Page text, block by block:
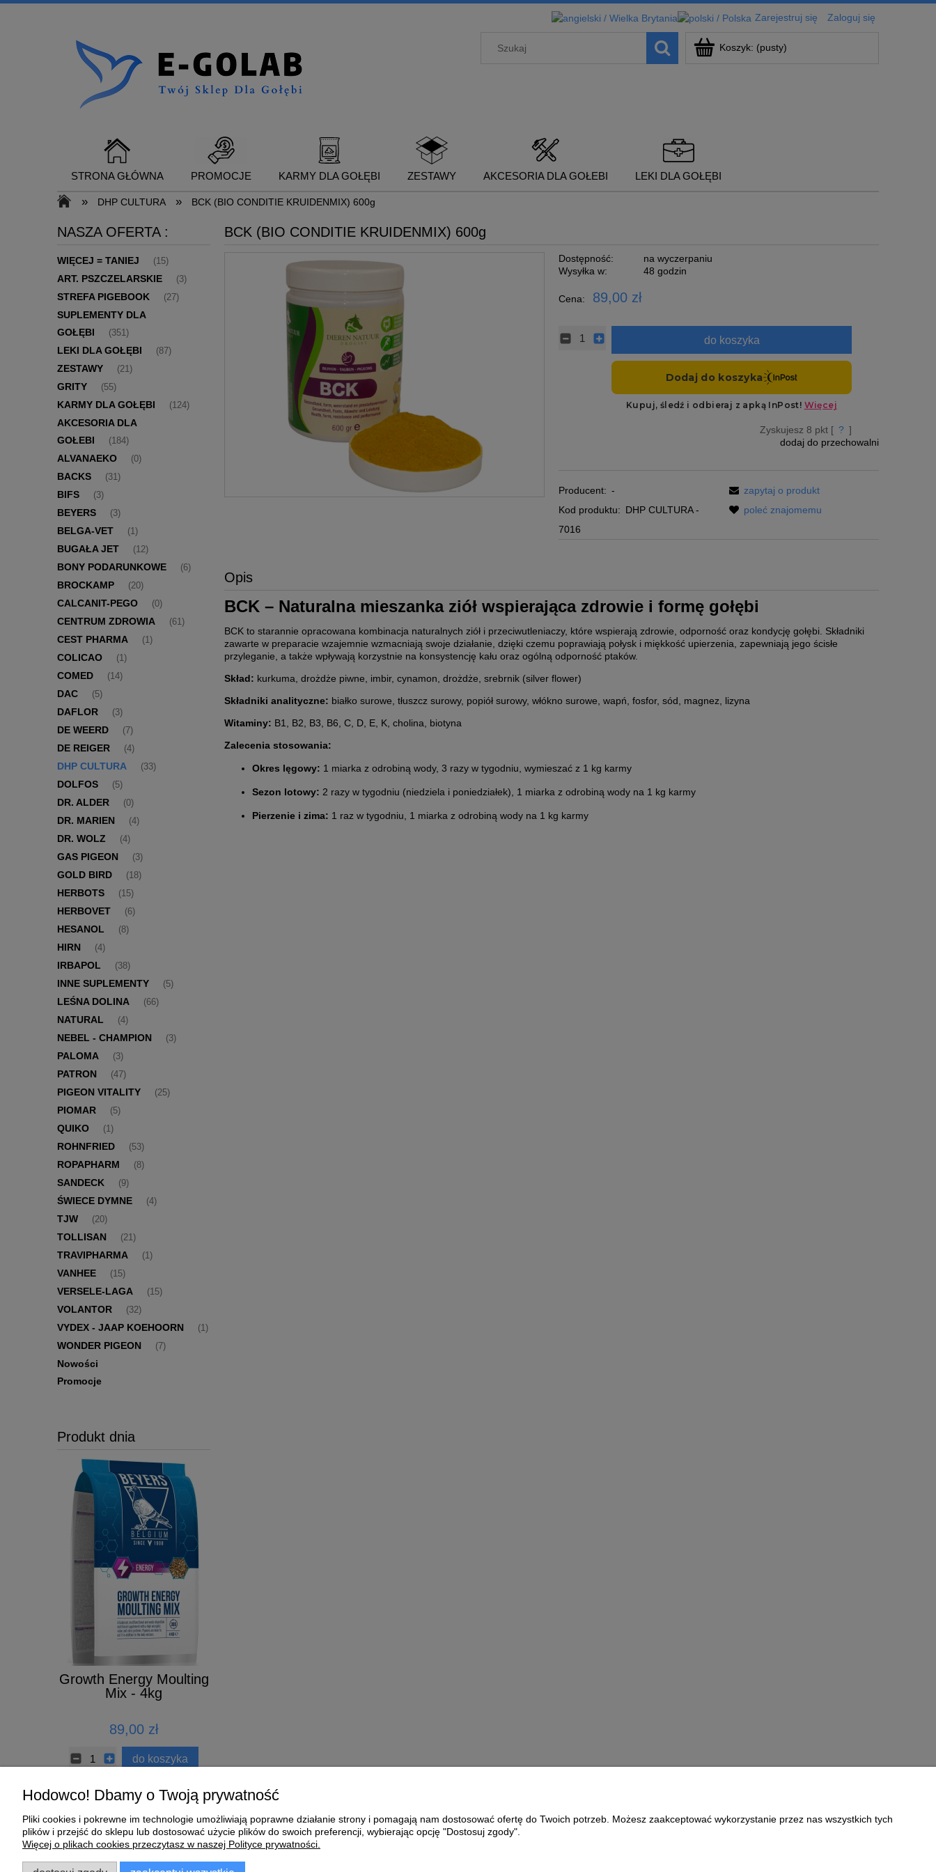
Zarejestruj się Zaloguj się
Koszyk: (pusty)
STRONA GŁÓWNA PROMOCJE KARMY DLA GOŁĘBI ZESTAWY AKCESORIA DLA GOŁEBI LEKI DLA GOŁĘBI
SUPLEMENTY DLA GOŁĘBI KONTAKT
» DHP CULTURA » BCK (BIO CONDITIE KRUIDENMIX) 600g
NASZA OFERTA :
WIĘCEJ = TANIEJ (15)
ART. PSZCZELARSKIE (3)
STREFA PIGEBOOK (27)
SUPLEMENTY DLA
GOŁĘBI
(351)
LEKI DLA GOŁĘBI (87)
ZESTAWY (21)
GRITY (55)
KARMY DLA GOŁĘBI (124)
AKCESORIA DLA
GOŁEBI
(184)
ALVANAEKO (0)
BACKS (31)
BIFS (3)
BEYERS (3)
BELGA-VET (1)
BUGAŁA JET (12)
BONY PODARUNKOWE (6)
BROCKAMP (20)
CALCANIT-PEGO (0)
CENTRUM ZDROWIA (61)
CEST PHARMA (1)
COLICAO (1)
COMED (14)
DAC (5)
DAFLOR (3)
DE WEERD (7)
DE REIGER (4)
DHP CULTURA (33)
DOLFOS (5)
DR. ALDER (0)
DR. MARIEN (4)
DR. WOLZ (4)
GAS PIGEON (3)
GOLD BIRD (18)
HERBOTS (15)
HERBOVET (6)
HESANOL (8)
HIRN (4)
IRBAPOL (38)
INNE SUPLEMENTY (5)
LEŚNA DOLINA (66)
NATURAL (4)
NEBEL - CHAMPION (3)
PALOMA (3)
PATRON (47)
PIGEON VITALITY (25)
PIOMAR (5)
QUIKO (1)
ROHNFRIED (53)
ROPAPHARM (8)
SANDECK (9)
ŚWIECE DYMNE (4)
TJW (20)
TOLLISAN (21)
TRAVIPHARMA (1)
VANHEE (15)
VERSELE-LAGA (15)
VOLANTOR (32)
VYDEX - JAAP KOEHOORN (1)
WONDER PIGEON (7)
Nowości
Promocje
Produkt dnia
Growth Energy Moulting
Mix - 4kg
89,00 zł
do koszyka
BCK (BIO CONDITIE KRUIDENMIX) 600g
Dostępność:
na wyczerpaniu
Wysyłka w:
48 godzin
Cena: 89,00 zł
do koszyka
Zyskujesz 8 pkt [ ? ]
dodaj do przechowalni
Producent: -
Kod produktu: DHP CULTURA -
7016
zapytaj o produkt
poleć znajomemu
Opis
BCK – Naturalna mieszanka ziół wspierająca zdrowie i formę gołębi
BCK to starannie opracowana kombinacja naturalnych ziół i przeciwutleniaczy, które wspierają zdrowie, odporność oraz kondycję gołębi. Składniki
zawarte w preparacie wzajemnie wzmacniają swoje działanie, dzięki czemu poprawiają połysk i miękkość upierzenia, zapewniają jego ścisłe
przyleganie, a także wpływają korzystnie na konsystencję kału oraz ogólną odporność ptaków.
Skład: kurkuma, drożdże piwne, imbir, cynamon, drożdże, srebrnik (silver flower)
Składniki analityczne: białko surowe, tłuszcz surowy, popiół surowy, włókno surowe, wapń, fosfor, sód, magnez, lizyna
Witaminy: B1, B2, B3, B6, C, D, E, K, cholina, biotyna
Zalecenia stosowania:
Okres lęgowy: 1 miarka z odrobiną wody, 3 razy w tygodniu, wymieszać z 1 kg karmy
Sezon lotowy: 2 razy w tygodniu (niedziela i poniedziałek), 1 miarka z odrobiną wody na 1 kg karmy
Pierzenie i zima: 1 raz w tygodniu, 1 miarka z odrobiną wody na 1 kg karmy
Pomoc Moje konto Płatności i dostawa O nas Informacje
Hodowco! Dbamy o Twoją prywatność
Pliki cookies i pokrewne im technologie umożliwiają poprawne działanie strony i pomagają nam dostosować ofertę do Twoich potrzeb. Możesz zaakceptować wykorzystanie przez nas wszystkich tych
plików i przejść do sklepu lub dostosować użycie plików do swoich preferencji, wybierając opcję "Dostosuj zgody".
Więcej o plikach cookies przeczytasz w naszej Polityce prywatności.